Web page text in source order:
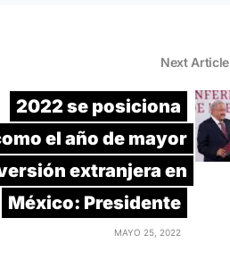
Next Article
2022 se posiciona
el año de mayor
extranjera en
México: Presidente
MAYO 25, 2022